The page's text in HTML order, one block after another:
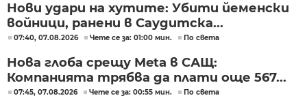
Нови удари на хутите: Убити йеменски
войници, ранени в Саудитска...
07:40, 07.08.2026 Чете се за: 01:00 мин. По света
Нова глоба срещу Meta в САЩ:
Компанията трябва да плати още 567...
07:45, 07.08.2026 Чете се за: 00:55 мин. По света